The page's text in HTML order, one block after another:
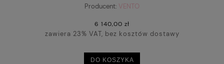
Producent: VENTO
6 140,00 zł
zawiera 23% VAT, bez kosztów dostawy
DO KOSZYKA